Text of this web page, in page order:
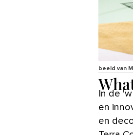
beeld van
In de
en
en